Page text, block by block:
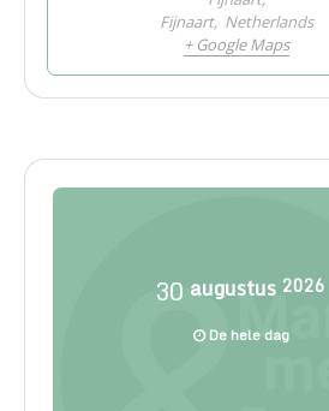
Fijnaart, Netherlands
+ Google Maps
30 augustus 2026
De hele dag